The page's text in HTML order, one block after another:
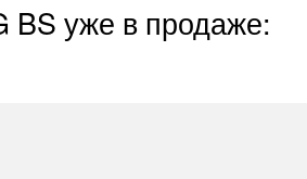
BS уже в продаже: